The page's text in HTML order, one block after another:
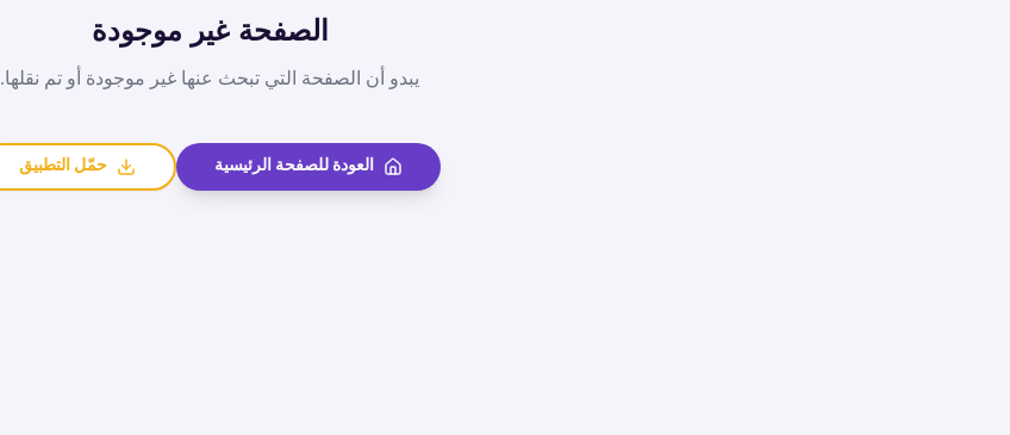
الصفحة غير موجودة
يبدو أن الصفحة التي تبحث عنها غير موجودة أو تم نقلها.
العودة للصفحة الرئيسية حمّل التطبيق